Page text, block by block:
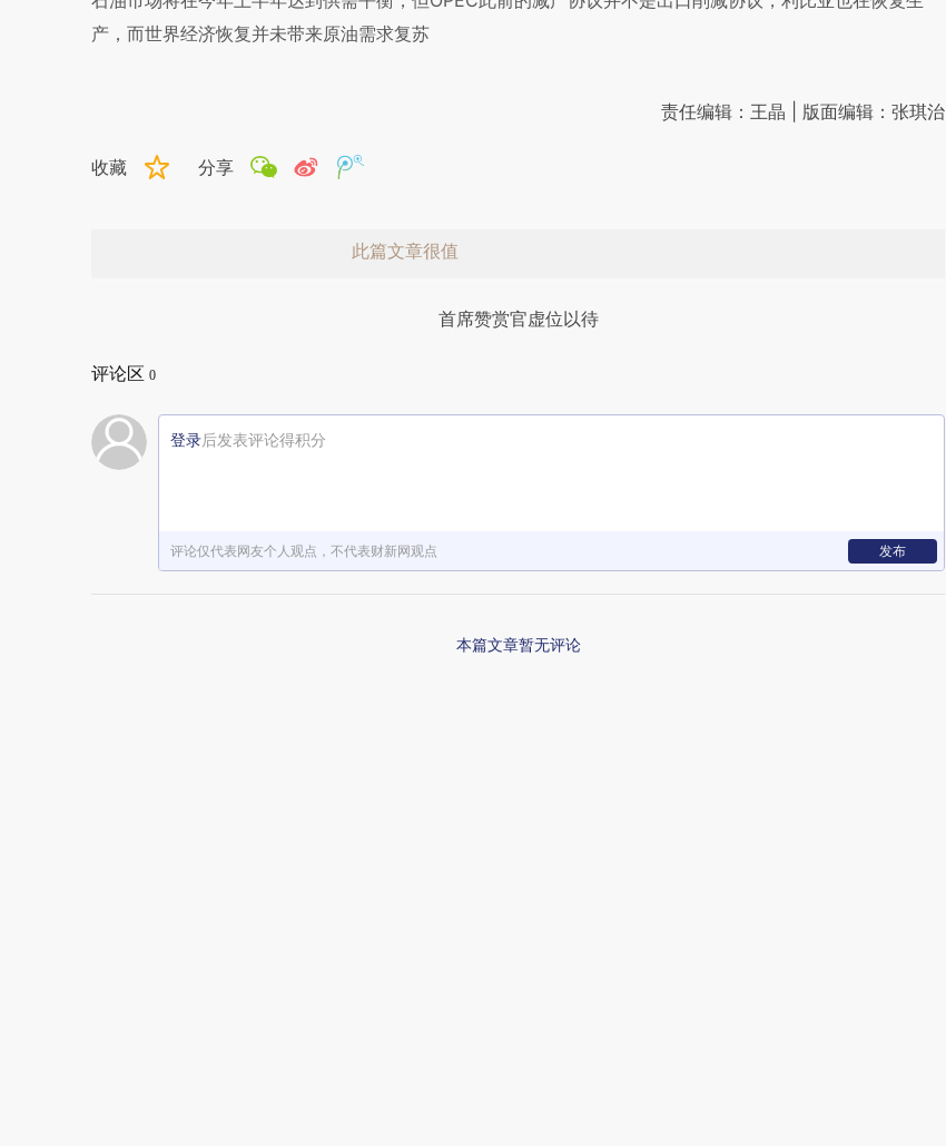
产，而世界经济恢复并未带来原油需求复苏
责任编辑：王晶 | 版面编辑：张琪治
收藏 分享
此篇文章很值
首席赞赏官虚位以待
评论区 0
登录后发表评论得积分
评论仅代表网友个人观点，不代表财新网观点 发布
本篇文章暂无评论